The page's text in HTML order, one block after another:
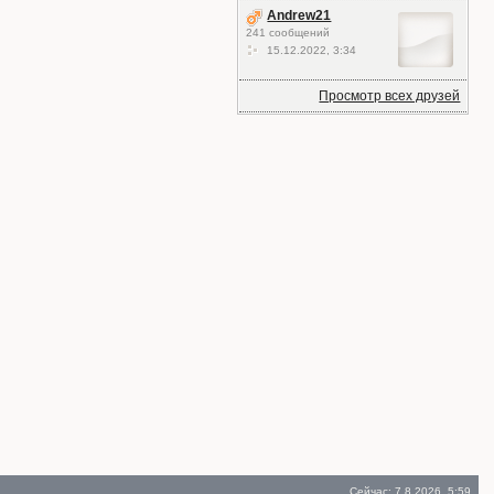
Andrew21
241 сообщений
15.12.2022, 3:34
Просмотр всех друзей
Сейчас: 7.8.2026, 5:59